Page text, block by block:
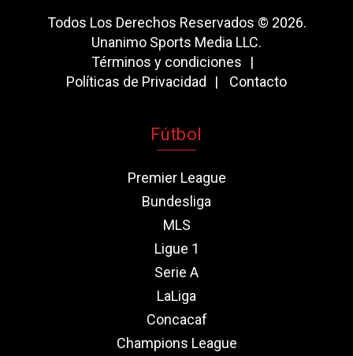
Todos Los Derechos Reservados © 2026.
Unanimo Sports Media LLC.
Términos y condiciones
Políticas de Privacidad
Contacto
Fútbol
Premier League
Bundesliga
MLS
Ligue 1
Serie A
LaLiga
Concacaf
Champions League